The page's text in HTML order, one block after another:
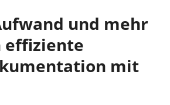
und mehr
effiziente
mit